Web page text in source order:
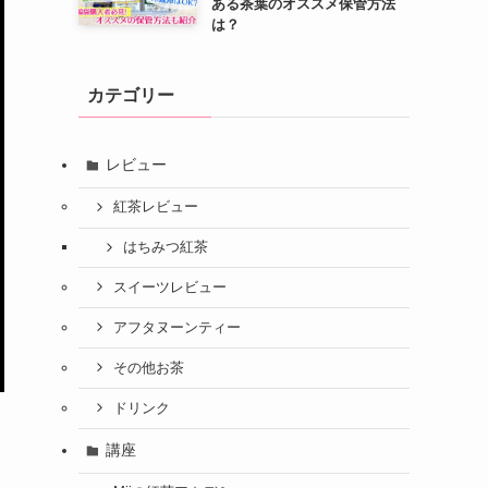
ある茶葉のオススメ保管方法
は？
カテゴリー
レビュー
紅茶レビュー
はちみつ紅茶
スイーツレビュー
アフタヌーンティー
その他お茶
ドリンク
講座